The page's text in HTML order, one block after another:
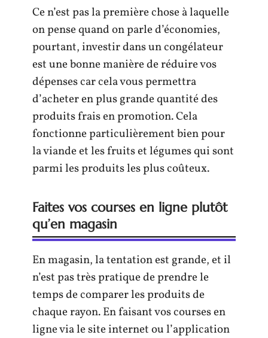
Ce n’est pas la première chose à laquelle
on pense quand on parle d’économies,
pourtant, investir dans un congélateur
est une bonne manière de réduire vos
dépenses car cela vous permettra
d’acheter en plus grande quantité des
produits frais en promotion. Cela
fonctionne particulièrement bien pour
la viande et les fruits et légumes qui sont
parmi les produits les plus coûteux.
Faites vos courses en ligne plutôt
qu’en magasin
En magasin, la tentation est grande, et il
n’est pas très pratique de prendre le
temps de comparer les produits de
chaque rayon. En faisant vos courses en
ligne via le site internet ou l’application